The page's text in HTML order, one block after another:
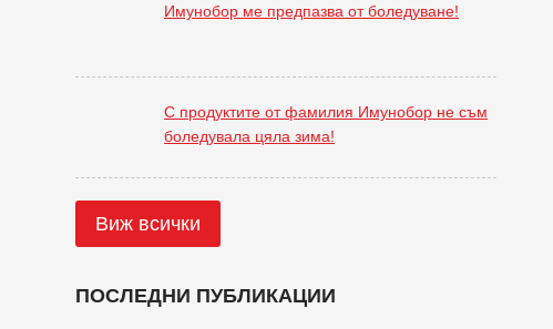
Имунобор ме предпазва от боледуване!
С продуктите от фамилия Имунобор не съм
боледувала цяла зима!
Виж всички
ПОСЛЕДНИ ПУБЛИКАЦИИ